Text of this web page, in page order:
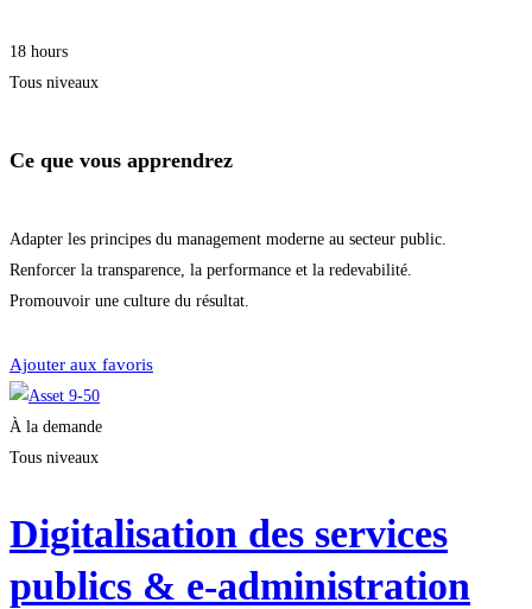
18 hours
Tous niveaux
Ce que vous apprendrez
Adapter les principes du management moderne au secteur public.
Renforcer la transparence, la performance et la redevabilité.
Promouvoir une culture du résultat.
Ajouter aux favoris
À la demande
Tous niveaux
Digitalisation des services
publics & e-administration